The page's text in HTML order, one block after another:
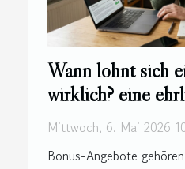
Wann lohnt sich
wirklich? eine
Mittwoch, 6. Mai 2026
Bonus-Angebote